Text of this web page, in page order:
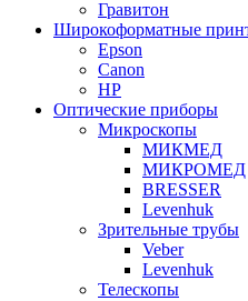
Гравитон
Широкоформатные
Epson
Canon
HP
Оптические приборы
Микроскопы
МИКМЕД
МИКРОМЕД
BRESSER
Levenhuk
Зрительные трубы
Veber
Levenhuk
Телескопы